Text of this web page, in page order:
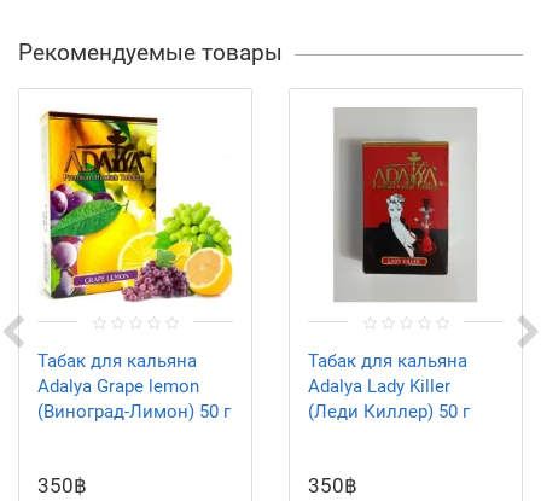
Рекомендуемые товары
Табак для кальяна
Adalya Grape lemon
(Виноград-Лимон) 50 г
350฿
Табак для кальяна
Adalya Lady Killer
(Леди Киллер) 50 г
350฿